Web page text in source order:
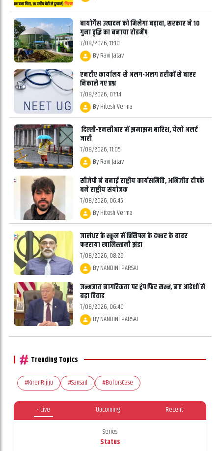
बायोगैस उत्पादन को मिलेगा बढ़ावा, सरकार ने 10
गुना वृद्धि का बनाया रोडमैप
7/08/2026, 11:10
ByRavi Jatav
एनटीए कार्यालय से अलग-अलग तरीकों से बाहर
निकाले गए प्रश्न
7/08/2026, 07:14
ByHitesh Verma
दिल्ली-एनसीआर में झमाझम बारिश, येलो अलर्ट
जारी
7/08/2026, 11:05
ByRavi Jatav
सीजेपी ने बनाई राष्ट्रीय कार्यसमिति, अभिजीत दीपके
बने राष्ट्रीय संयोजक
7/08/2026, 06:45
ByHitesh Verma
जालंधर के स्कूल में प्रिंसिपल के दफ्तर के बाहर
फहराया खालिस्तानी झंडा
7/08/2026, 08:29
ByNANDINI PARSAI
जन्मजात नागरिकता पर ट्रंप फिर सख्त, नए आदेशों से
बढ़ा विवाद
7/08/2026, 06:40
ByNANDINI PARSAI
Trending Topics
#KirenRijiju #Sansad #BoforsCase
• Live Upcoming Recent
Series
Status